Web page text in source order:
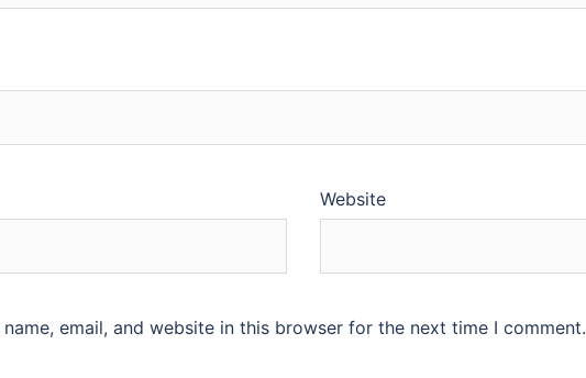
Website
name, email, and website in this browser for the next time I comment.